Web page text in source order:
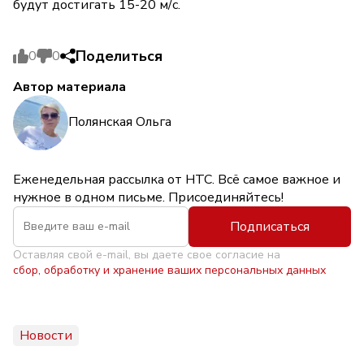
будут достигать 15-20 м/с.
0 0 Поделиться
Автор материала
Полянская Ольга
Еженедельная рассылка от НТС. Всё самое важное и
нужное в одном письме. Присоединяйтесь!
Подписаться
Оставляя свой e-mail, вы даете свое согласие на
сбор, обработку и хранение ваших персональных данных
Новости